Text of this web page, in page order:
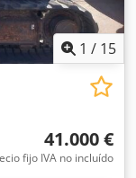
1 / 15
41.000 €
fijo IVA no incluído